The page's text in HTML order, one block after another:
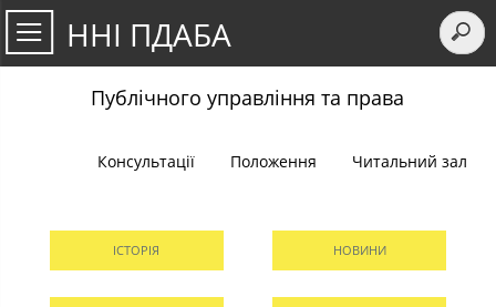
ННІ ПДАБА
Публічного управління та права
Консультації Положення Читальний зал
ІСТОРІЯ НОВИНИ